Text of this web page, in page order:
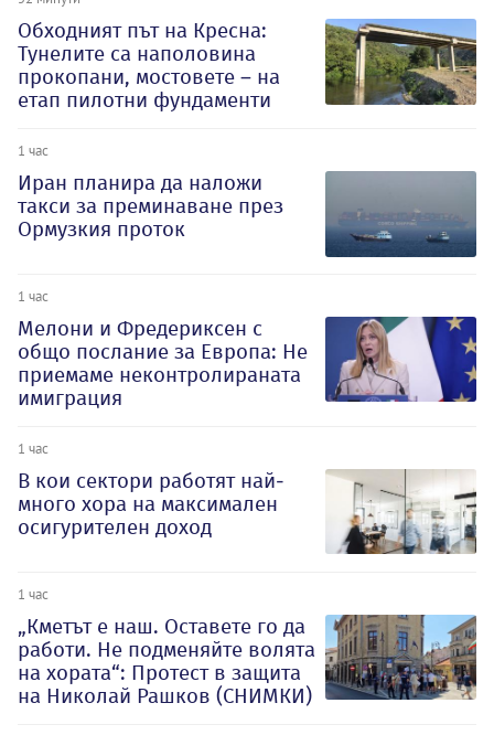
Обходният път на Кресна:
Тунелите са наполовина
прокопани, мостовете – на
етап пилотни фундаменти
1 час
Иран планира да наложи
такси за преминаване през
Ормузкия проток
1 час
Мелони и Фредериксен с
общо послание за Европа: Не
приемаме неконтролираната
имиграция
1 час
В кои сектори работят най-
много хора на максимален
осигурителен доход
1 час
„Кметът е наш. Оставете го да
работи. Не подменяйте волята
на хората“: Протест в защита
на Николай Рашков (СНИМКИ)